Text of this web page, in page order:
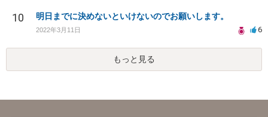
10 明日までに決めないといけないのでお願いします。
2022年3月11日 6
もっと見る